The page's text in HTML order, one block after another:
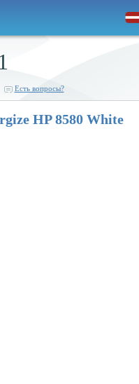
Есть вопросы?
HP 8580 White